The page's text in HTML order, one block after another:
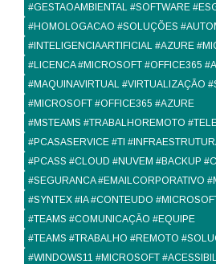
#GESTAOAMBIENTAL #SOFTWARE
#HOMOLOGACAO #SOLUÇÕES
#INTELIGENCIAARTIFICIAL #AZURE
#LICENCA #MICROSOFT #OFFICE365
#MAQUINAVIRTUAL #VIRTUALIZAÇÃO
#MICROSOFT #OFFICE365 #AZURE
#MSTEAMS #TRABALHOREMOTO
#PCASASERVICE #TI
#PCASS #CLOUD #NUVEM #BACKUP
#SEGURANCA #EMAILCORPORATIVO
#SYNTEX #IA #CONTEUDO
#TEAMS #COMUNICAÇÃO #EQUIPE
#TEAMS #TRABALHO #REMOTO
#WINDOWS11 #MICROSOFT